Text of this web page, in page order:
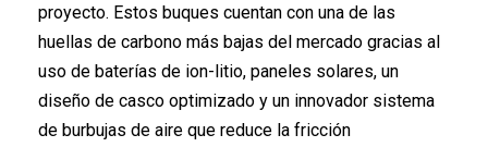
proyecto. Estos buques cuentan con una de las
huellas de carbono más bajas del mercado gracias al
uso de baterías de ion-litio, paneles solares, un
diseño de casco optimizado y un innovador sistema
de burbujas de aire que reduce la fricción